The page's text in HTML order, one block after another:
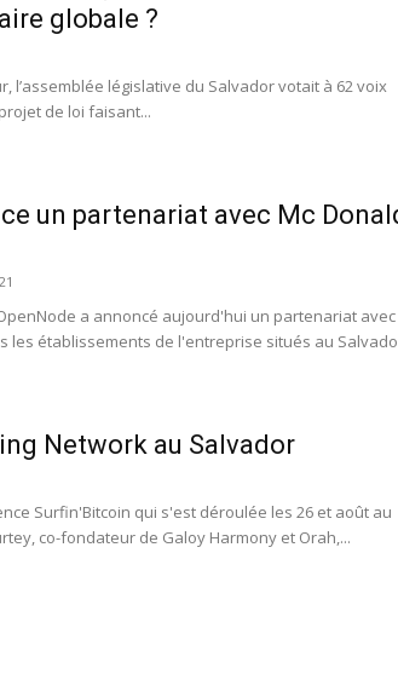
globale ?
l’assemblée législative du Salvador votait à 62 voix
de loi faisant...
un partenariat avec Mc
a annoncé aujourd'hui un partenariat avec
les établissements de l'entreprise situés au
Network au Salvador
Surfin'Bitcoin qui s'est déroulée les 26 et août au
co-fondateur de Galoy Harmony et Orah,...